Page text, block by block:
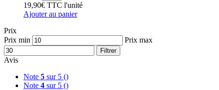
19,90€ TTC l'unité
Ajouter au panier
Prix
Prix min
Prix max
Filtrer
Avis
Note 5 sur 5 ()
Note 4 sur 5 ()